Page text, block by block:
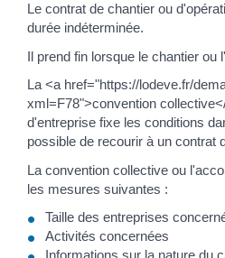
Le contrat de chantier ou
durée indéterminée.
Il prend fin lorsque le chantier ou
La <a href="https://lodeve.fr/
xml=F78">convention
d'entreprise fixe les conditions
possible de recourir à un contrat
La convention collective ou
les mesures suivantes :
Taille des entreprises
Activités concernées